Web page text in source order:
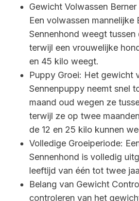
Gewicht Volwassen Berner
Een volwassen mannelijke
Sennenhond weegt
terwijl een vrouwelijke
en 45 kilo weegt.
Puppy Groei: Het gewicht
Sennenpuppy neemt snel
maand oud wegen ze
terwijl ze op twee
de 12 en 25 kilo kunnen
Volledige Groeiperiode:
Sennenhond is volledig
leeftijd van één tot twee
Belang van Gewicht
controleren van het